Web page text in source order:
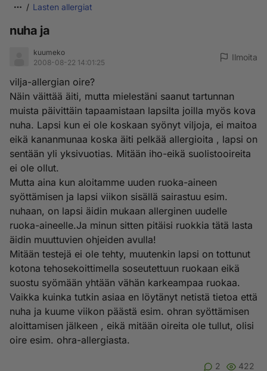
Lasten allergiat
nuha ja
kuumeko
2008-08-22 14:01:25
Ilmoita
vilja-allergian oire?
Näin väittää äiti, mutta mielestäni saanut tartunnan
muista päivittäin tapaamistaan lapsilta joilla myös kova
nuha. Lapsi kun ei ole koskaan syönyt viljoja, ei maitoa
eikä kananmunaa koska äiti pelkää allergioita , lapsi on
sentään yli yksivuotias. Mitään iho-eikä suolistooireita
ei ole ollut.
Mutta aina kun aloitamme uuden ruoka-aineen
syöttämisen ja lapsi viikon sisällä sairastuu esim.
nuhaan, on lapsi äidin mukaan allerginen uudelle
ruoka-aineelle.Ja minun sitten pitäisi ruokkia tätä lasta
äidin muuttuvien ohjeiden avulla!
Mitään testejä ei ole tehty, muutenkin lapsi on tottunut
kotona tehosekoittimella soseutettuun ruokaan eikä
suostu syömään yhtään vähän karkeampaa ruokaa.
Vaikka kuinka tutkin asiaa en löytänyt netistä tietoa että
nuha ja kuume viikon päästä esim. ohran syöttämisen
aloittamisen jälkeen , eikä mitään oireita ole tullut, olisi
oire esim. ohra-allergiasta.
2 422